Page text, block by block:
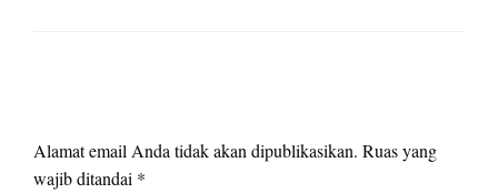
Alamat email Anda tidak akan dipublikasikan. Ruas yang
wajib ditandai *